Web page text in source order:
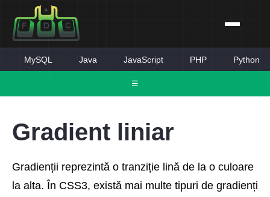
☰
MySQL Java JavaScript PHP Python
Gradient liniar
Gradienții reprezintă o tranziție lină de la o culoare
la alta. În CSS3, există mai multe tipuri de gradienți